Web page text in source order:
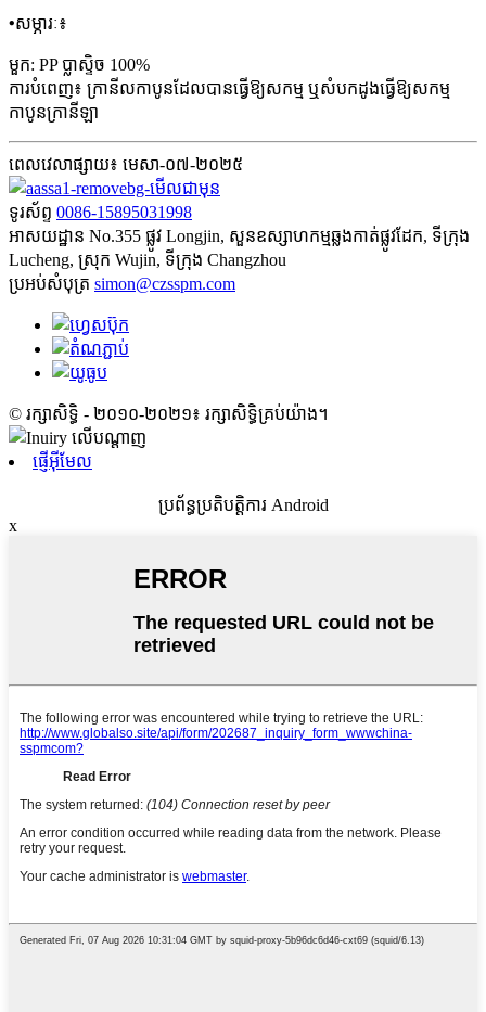
•សម្ភារៈ៖
មួក: PP ប្លាស្ទិច 100%
ការបំពេញ៖ ក្រានីលកាបូនដែលបានធ្វើឱ្យសកម្ម ឬសំបកដូងធ្វើឱ្យសកម្ម
កាបូនក្រានីឡា
ពេលវេលាផ្សាយ៖ មេសា-០៧-២០២៥
ទូរស័ព្ទ 0086-15895031998
អាសយដ្ឋាន No.355 ផ្លូវ Longjin, សួនឧស្សាហកម្មឆ្លងកាត់ផ្លូវដែក, ទីក្រុង
Lucheng, ស្រុក Wujin, ទីក្រុង Changzhou
ប្រអប់សំបុត្រ simon@czsspm.com
© រក្សាសិទ្ធិ - ២០១០-២០២១៖ រក្សាសិទ្ធិគ្រប់យ៉ាង។
ផ្ញើអ៊ីមែល
ប្រព័ន្ធប្រតិបត្តិការ Android
x